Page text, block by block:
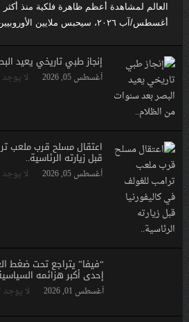
أغسطس/آب ٢٠٢٦، سيحبس ملايين الأوروبيين أنفاس...
إنجاز طبي تاريخي يعيد
أغسطس 05, 2026 لا
اعتقال مسلح قرب ملعب
قبل زيارته الرئاسية..
أغسطس 05, 2026 لا
“فيفا” يتراجع تحت ضغط
إحدى أكبر هزائمه
أغسطس 01, 2026 لا يوجد